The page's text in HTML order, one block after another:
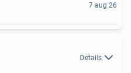
7 aug 26
Details